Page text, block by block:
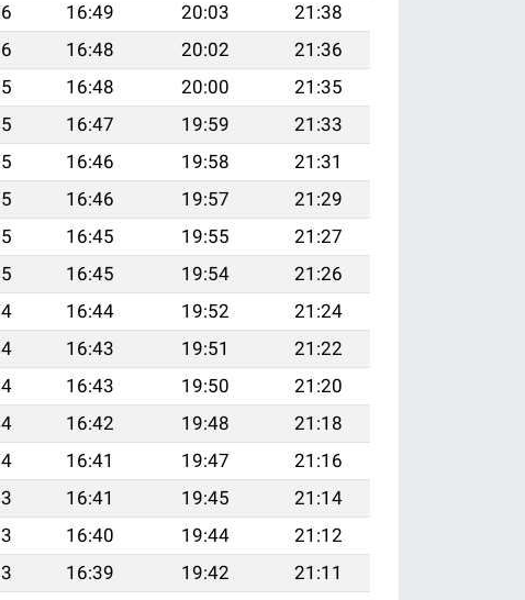
16:49 20:03
21:38
16:48 20:02
21:36
16:48 20:00
21:35
16:47 19:59
21:33
16:46 19:58
21:31
16:46 19:57
21:29
16:45 19:55
21:27
16:45 19:54
21:26
16:44 19:52
21:24
16:43 19:51
21:22
16:43 19:50
21:20
16:42 19:48
21:18
16:41 19:47
21:16
16:41 19:45
21:14
16:40 19:44
21:12
16:39 19:42
21:11